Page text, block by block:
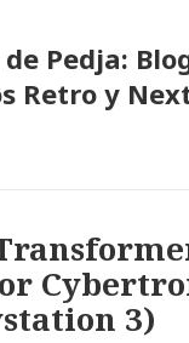
Pedja:
Retro y
3)